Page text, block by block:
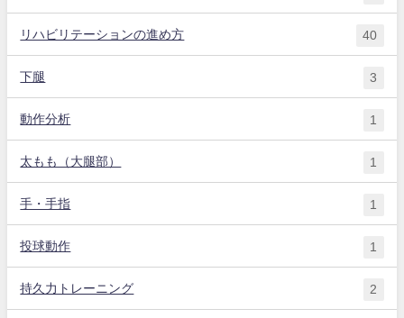
リハビリテーションの進め方 40
下腿 3
動作分析 1
太もも（大腿部） 1
手・手指 1
投球動作 1
持久力トレーニング 2